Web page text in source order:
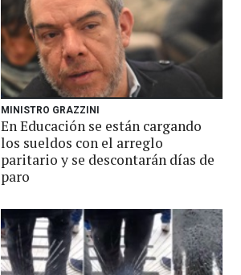
MINISTRO GRAZZINI
En Educación se están cargando
los sueldos con el arreglo
paritario y se descontarán días de
paro